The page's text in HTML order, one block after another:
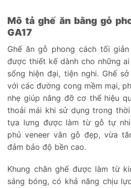
Mô tả ghế ăn bằng gỗ
GA17
Ghế ăn gỗ phong cách tối giản
được thiết kế dành cho những
sống hiện đại, tiện nghi. Ghế
với các đường cong mềm mại,
nhẹ giúp nâng đỡ cơ thể hiệu
thoải mái khi sử dụng trong
tựa lưng được làm từ gỗ tự
phủ veneer vân gỗ đẹp, vừa
đảm bảo độ bền cao.
Khung chân ghế được làm từ
sáng bóng, có khả năng chịu